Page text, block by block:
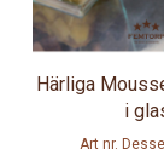
Härliga
i
Art nr.